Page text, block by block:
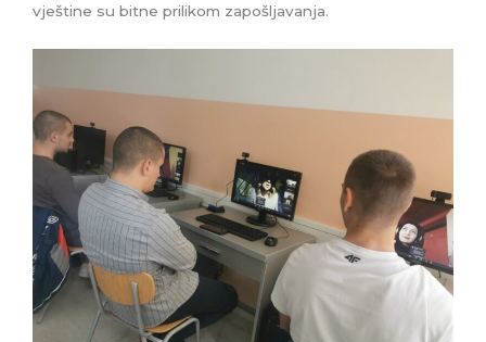
vještine su bitne prilikom zapošljavanja.